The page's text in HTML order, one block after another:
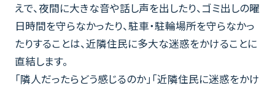
えで、夜間に大きな音や話し声を出したり、ゴミ出しの曜
日時間を守らなかったり、駐車・駐輪場所を守らなかっ
たりすることは、近隣住民に多大な迷惑をかけることに
直結します。
「隣人だったらどう感じるのか」「近隣住民に迷惑をかけ